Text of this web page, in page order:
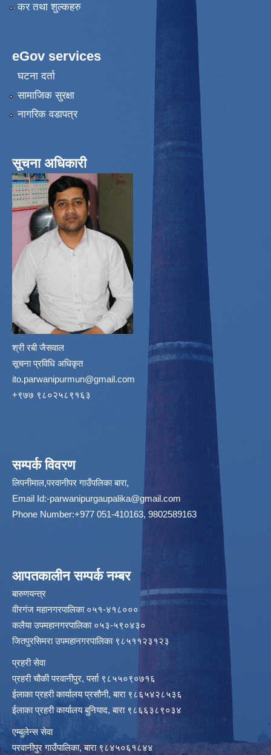
कर तथा शुल्कहरु
eGov services
घटना दर्ता
सामाजिक सुरक्षा
नागरिक वडापत्र
सूचना अधिकारी
श्री रबी जैसवाल
सूचना प्रविधि अधिकृत
ito.parwanipurmun@gmail.com
‌+९७७ ९८०२५८९१६३
सम्पर्क विवरण
लिपनीमाल,परवानीपर गाउँपलिका बारा,
Email Id:-parwanipurgaupalika@gmail.com
Phone Number:+977 051-410163, 9802589163
आपतकालीन सम्पर्क नम्बर
बारुणयन्त्र
वीरगंज महानगरपालिका ०५१-४१८०००
कलैया उपमहानगरपालिका ०५३-५९०४३०
जितपुरसिमरा उपमहानगरपालिका ९८५११२३१२३
प्रहरी सेवा
प्रहरी चौकी परवानीपुर, पर्सा ९८५५०९०७१६
ईलाका प्रहरी कार्यालय प्रसौनी, बारा ९८६५४२८५३६
ईलाका प्रहरी कार्यालय बुनियाद, बारा ९८६६३८९०३४
एम्बुलेन्स सेवा
परवानीपुर गाउँपालिका, बारा ९८४५०६१८४४